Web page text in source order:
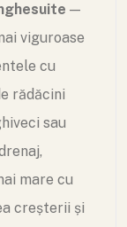
—
viguroase
cu
rădăcini
sau
mare cu
creșterii și